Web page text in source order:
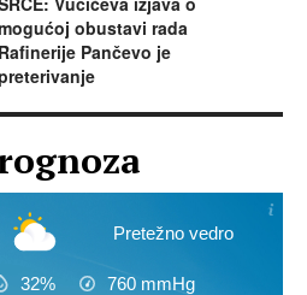
obustavi rada
Rafinerije Pančevo je
Pretežno vedro
32% 760 mmHg